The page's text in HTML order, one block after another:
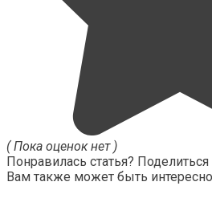
( Пока оценок нет )
Понравилась статья?
Вам также может быть интересно